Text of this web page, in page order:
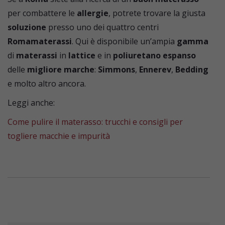
per combattere le allergie, potrete trovare la giusta
soluzione presso uno dei quattro centri
Romamaterassi. Qui è disponibile un’ampia gamma
di materassi in lattice e in poliuretano espanso
delle migliore marche: Simmons, Ennerev, Bedding
e molto altro ancora.
Leggi anche:
Come pulire il materasso: trucchi e consigli per
togliere macchie e impurità